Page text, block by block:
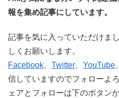
報を集め記事にしています。
記事を気に入っていただけま
しくお願いします。
Facebook
Twitter YouTube
信していますのでフォローよ
ェアとフォローは下のボタン